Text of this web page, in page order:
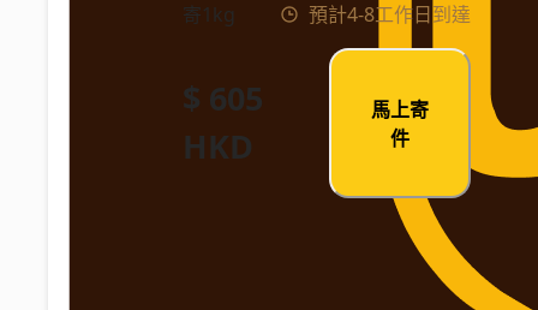
寄1kg 預計4-8工作日到達
$ 605
HKD
馬上寄
件